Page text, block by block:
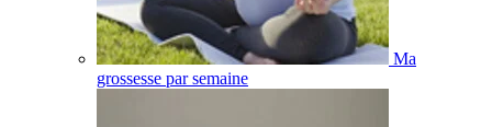
Ma
grossesse par semaine